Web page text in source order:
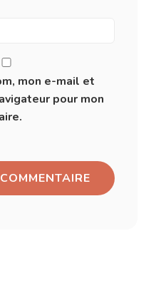
mon e-mail et
pour mon